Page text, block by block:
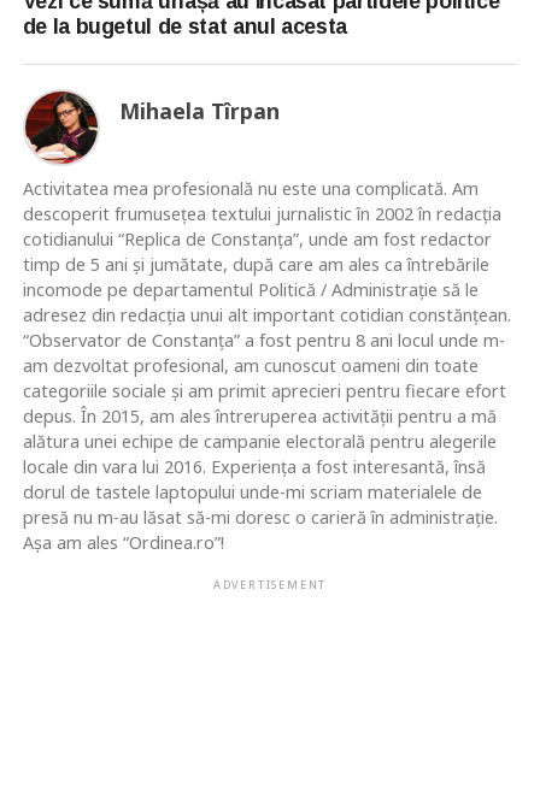
de la bugetul de stat anul acesta
Mihaela Tîrpan
Activitatea mea profesională nu este una complicată. Am
descoperit frumusețea textului jurnalistic în 2002 în redacția
cotidianului “Replica de Constanța”, unde am fost redactor
timp de 5 ani și jumătate, după care am ales ca întrebările
incomode pe departamentul Politică / Administrație să le
adresez din redacția unui alt important cotidian constănțean.
“Observator de Constanța” a fost pentru 8 ani locul unde m-
am dezvoltat profesional, am cunoscut oameni din toate
categoriile sociale și am primit aprecieri pentru fiecare efort
depus. În 2015, am ales întreruperea activității pentru a mă
alătura unei echipe de campanie electorală pentru alegerile
locale din vara lui 2016. Experiența a fost interesantă, însă
dorul de tastele laptopului unde-mi scriam materialele de
presă nu m-au lăsat să-mi doresc o carieră în administrație.
Așa am ales “Ordinea.ro”!
ADVERTISEMENT